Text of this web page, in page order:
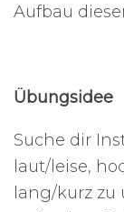
Aufbau
Übungsidee
Suche dir
laut/leise,
lang/kurz zu